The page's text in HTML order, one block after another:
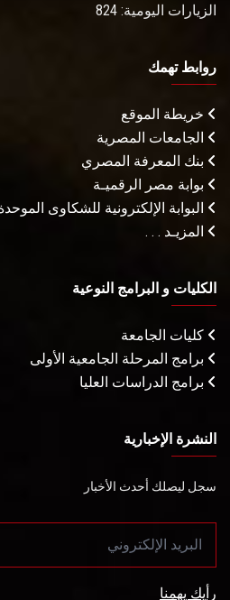
الزيارات اليومية: 824
روابط تهمك
خريطة الموقع
الجامعات المصرية
بنك المعرفة المصري
بوابة مصر الرقميـة
البوابة الإلكترونية للشكاوى
المزيـد . . .
الكليات و البرامج النوعية
كليات الجامعة
برامج المرحلة الجامعية الأولى
برامج الدراسات العليا
النشرة الإخبارية
سجل ليصلك أحدث الأخبار
رأيك يهمنا